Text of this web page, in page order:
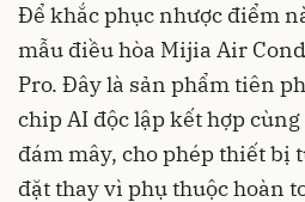
Để khắc phục nhược điểm
mẫu điều hòa Mijia Air
Pro. Đây là sản phẩm tiên
chip AI độc lập kết hợp
đám mây, cho phép thiết bị
đặt thay vì phụ thuộc hoàn